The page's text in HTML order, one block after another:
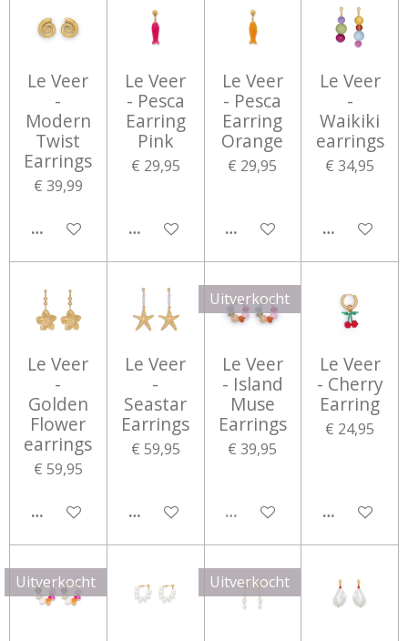
Le Veer
-
Modern
Twist
Earrings
€ 39,99
IN WINKELWAGEN
Le Veer
- Pesca
Earring
Pink
€ 29,95
IN WINKELWAGEN
Le Veer
- Pesca
Earring
Orange
€ 29,95
IN WINKELWAGEN
Le Veer
-
Waikiki
earrings
€ 34,95
IN
Le Veer
-
Golden
Flower
earrings
€ 59,95
IN WINKELWAGEN
Le Veer
-
Seastar
Earrings
€ 59,95
IN WINKELWAGEN
Uitverkocht
Le Veer
- Island
Muse
Earrings
€ 39,95
UITVERKOCHT
Le Veer
- Cherry
Earring
€ 24,95
IN
Uitverkocht Uitverkocht